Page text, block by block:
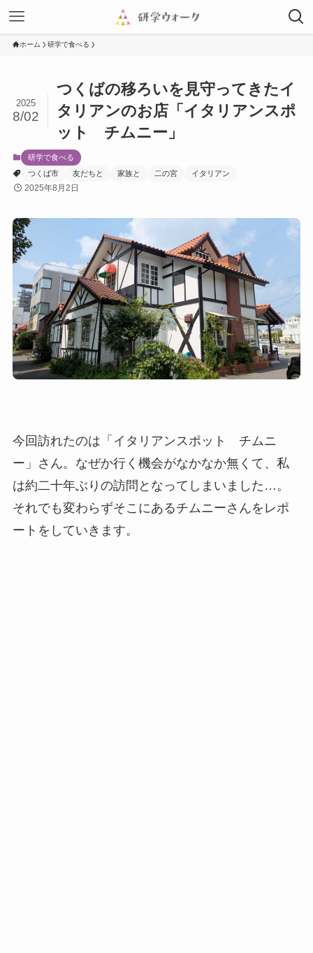
ホーム 研学で食べる
つくばの移ろいを見守ってきたイ
タリアンのお店「イタリアンスポ
ット チムニー」
2025
8/02
研学で食べる
つくば市
友だちと 家族と 二の宮 イタリアン
2025年8月2日
今回訪れたのは「イタリアンスポット チムニ
ー」さん。なぜか行く機会がなかなか無くて、私
は約二十年ぶりの訪問となってしまいました…。
それでも変わらずそこにあるチムニーさんをレポ
ートをしていきます。